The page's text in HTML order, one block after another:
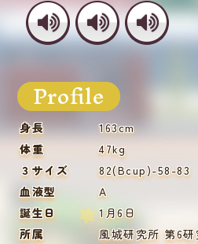
Profile
身長
163cm
体重
47kg
３サイズ
82(Bcup)-58-83
血液型
A
誕生日
1月6日
所属
風城研究所 第6